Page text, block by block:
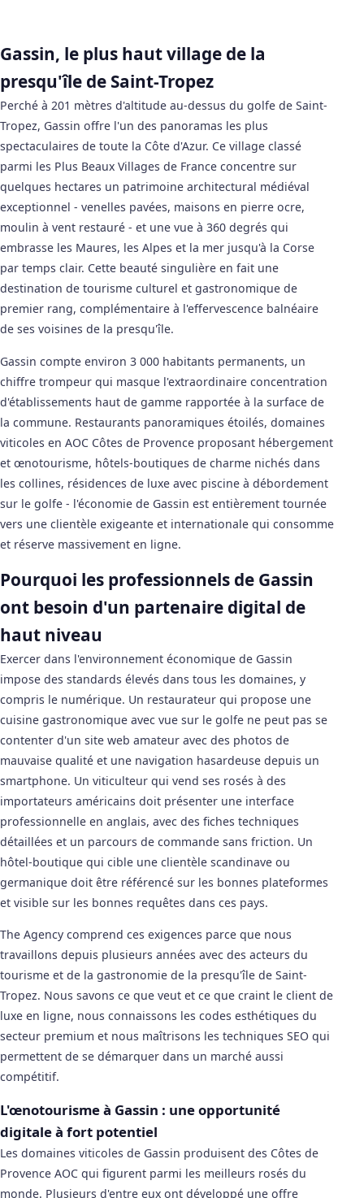
Gassin, le plus haut village de la
presqu'île de Saint-Tropez
Perché à 201 mètres d'altitude au-dessus du golfe de Saint-
Tropez, Gassin offre l'un des panoramas les plus
spectaculaires de toute la Côte d'Azur. Ce village classé
parmi les Plus Beaux Villages de France concentre sur
quelques hectares un patrimoine architectural médiéval
exceptionnel - venelles pavées, maisons en pierre ocre,
moulin à vent restauré - et une vue à 360 degrés qui
embrasse les Maures, les Alpes et la mer jusqu'à la Corse
par temps clair. Cette beauté singulière en fait une
destination de tourisme culturel et gastronomique de
premier rang, complémentaire à l'effervescence balnéaire
de ses voisines de la presqu'île.
Gassin compte environ 3 000 habitants permanents, un
chiffre trompeur qui masque l'extraordinaire concentration
d'établissements haut de gamme rapportée à la surface de
la commune. Restaurants panoramiques étoilés, domaines
viticoles en AOC Côtes de Provence proposant hébergement
et œnotourisme, hôtels-boutiques de charme nichés dans
les collines, résidences de luxe avec piscine à débordement
sur le golfe - l'économie de Gassin est entièrement tournée
vers une clientèle exigeante et internationale qui consomme
et réserve massivement en ligne.
Pourquoi les professionnels de Gassin
ont besoin d'un partenaire digital de
haut niveau
Exercer dans l'environnement économique de Gassin
impose des standards élevés dans tous les domaines, y
compris le numérique. Un restaurateur qui propose une
cuisine gastronomique avec vue sur le golfe ne peut pas se
contenter d'un site web amateur avec des photos de
mauvaise qualité et une navigation hasardeuse depuis un
smartphone. Un viticulteur qui vend ses rosés à des
importateurs américains doit présenter une interface
professionnelle en anglais, avec des fiches techniques
détaillées et un parcours de commande sans friction. Un
hôtel-boutique qui cible une clientèle scandinave ou
germanique doit être référencé sur les bonnes plateformes
et visible sur les bonnes requêtes dans ces pays.
The Agency comprend ces exigences parce que nous
travaillons depuis plusieurs années avec des acteurs du
tourisme et de la gastronomie de la presqu'île de Saint-
Tropez. Nous savons ce que veut et ce que craint le client de
luxe en ligne, nous connaissons les codes esthétiques du
secteur premium et nous maîtrisons les techniques SEO qui
permettent de se démarquer dans un marché aussi
compétitif.
L'œnotourisme à Gassin : une opportunité
digitale à fort potentiel
Les domaines viticoles de Gassin produisent des Côtes de
Provence AOC qui figurent parmi les meilleurs rosés du
monde. Plusieurs d'entre eux ont développé une offre